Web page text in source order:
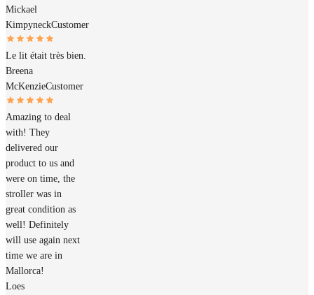
Mickael
KimpyneckCustomer
Le lit était très bien.
Breena
McKenzieCustomer
Amazing to deal
with! They
delivered our
product to us and
were on time, the
stroller was in
great condition as
well! Definitely
will use again next
time we are in
Mallorca!
Loes